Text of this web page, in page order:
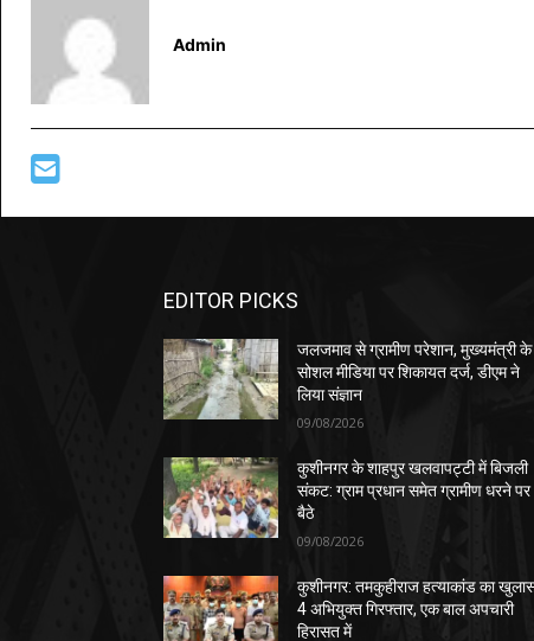
Admin
EDITOR PICKS
जलजमाव से ग्रामीण परेशान, मुख्यमंत्री के
सोशल मीडिया पर शिकायत दर्ज, डीएम ने
लिया संज्ञान
09/08/2026
कुशीनगर के शाहपुर खलवापट्टी में बिजली
संकट: ग्राम प्रधान समेत ग्रामीण धरने पर
बैठे
09/08/2026
कुशीनगर: तमकुहीराज हत्याकांड का
4 अभियुक्त गिरफ्तार, एक बाल अपचारी
हिरासत में